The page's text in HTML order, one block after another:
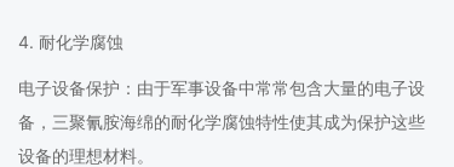
4. 耐化学腐蚀
电子设备保护：由于军事设备中常常包含大量的电子设
备，三聚氰胺海绵的耐化学腐蚀特性使其成为保护这些
设备的理想材料。